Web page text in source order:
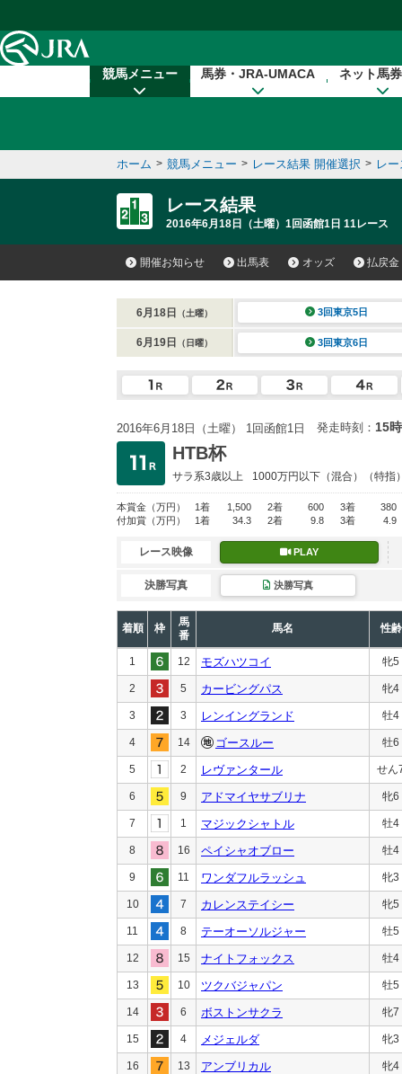
競馬メニュー 馬券・JRA-UMACA ネット馬
ホーム > 競馬メニュー > レース結果 開催選択 > レ
レース結果
2016年6月18日（土曜）1回函館1日 11レース
開催お知らせ 出馬表 オッズ 払戻金
6月18日 （土曜） 3回東京5日
6月19日 （日曜） 3回東京6日
2016年6月18日（土曜） 1回函館1日 発走時刻： 15
HTB杯
サラ系3歳以上 1000万円以下 （混合）（特指
本賞金 （万円） 1着 1,500 2着 600 3着
380
付加賞 （万円） 1着 34.3 2着 9.8 3着 4.9
レース映像 PLAY
決勝写真 決勝写真
着順 枠
馬
番
馬名 性齢
1 12 モズハツコイ 牝5
2 5 カービングパス 牝4
3 3 レンイングランド 牡4
4 14 ゴースルー 牡6
5 2 レヴァンタール せん
6 9 アドマイヤサブリナ 牝6
7 1 マジックシャトル 牡4
8 16 ペイシャオブロー 牡4
9 11 ワンダフルラッシュ 牝3
10 7 カレンステイシー 牝5
11 8 テーオーソルジャー 牡5
12 15 ナイトフォックス 牡4
13 10 ツクバジャパン 牡5
14 6 ボストンサクラ 牝7
15 4 メジェルダ 牝3
16 13 アンブリカル 牝4